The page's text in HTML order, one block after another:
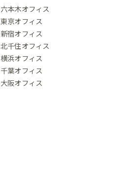
六本木オフィス
東京オフィス
新宿オフィス
北千住オフィス
横浜オフィス
千葉オフィス
大阪オフィス